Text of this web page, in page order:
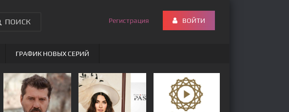
ПОИСК Регистрация ВОЙТИ
ГРАФИК НОВЫХ СЕРИЙ